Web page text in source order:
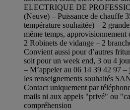
ELECTRIQUE DE
(Neuve) – Puissance de chauffe
température souhaitée) – 2
même temps,
2 Robinets de vidange – 2
Convient aussi pour d’autres
soit pour un week end, 3 ou 4
– M’appeler au 06 14 39 42 97 –
les renseignements souhaités
Contact uniquement par
mails ni aux appels "privé" ou
compréhension